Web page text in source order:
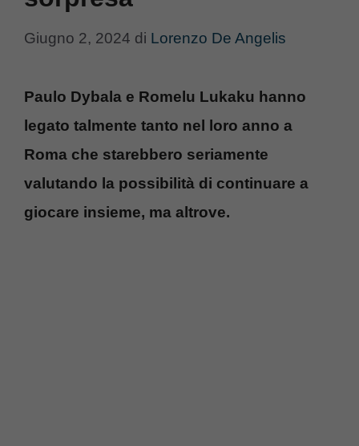
Giugno 2, 2024 di Lorenzo De Angelis
Paulo Dybala e Romelu Lukaku hanno
legato talmente tanto nel loro anno a
Roma che starebbero seriamente
valutando la possibilità di continuare a
giocare insieme, ma altrove.